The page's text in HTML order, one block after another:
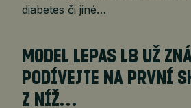
diabetes či jiné…
MODEL LEPAS L8 UŽ
PODÍVEJTE NA PRVNÍ
Z NÍŽ…